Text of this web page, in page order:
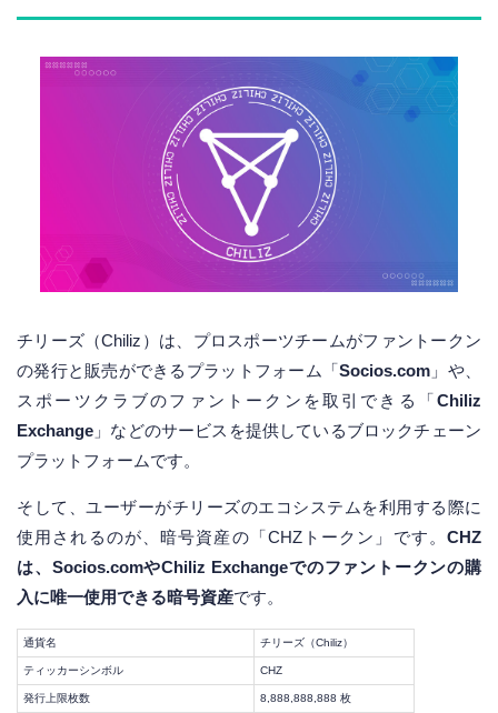
チリーズ（Chiliz）は、プロスポーツチームがファントークン
の発行と販売ができるプラットフォーム「Socios.com 」や、
スポーツクラブのファントークンを取引できる「Chiliz
Exchange 」などのサービスを提供しているブロックチェーン
プラットフォームです。
そして、ユーザーがチリーズのエコシステムを利用する際に
使用されるのが、暗号資産の「CHZトークン」です。 CHZ
は、Socios.comやChiliz Exchangeでのファントークンの購
入に唯一使用できる暗号資産です。
通貨名 チリーズ（Chiliz）
ティッカーシンボル CHZ
発行上限枚数 8,888,888,888 枚